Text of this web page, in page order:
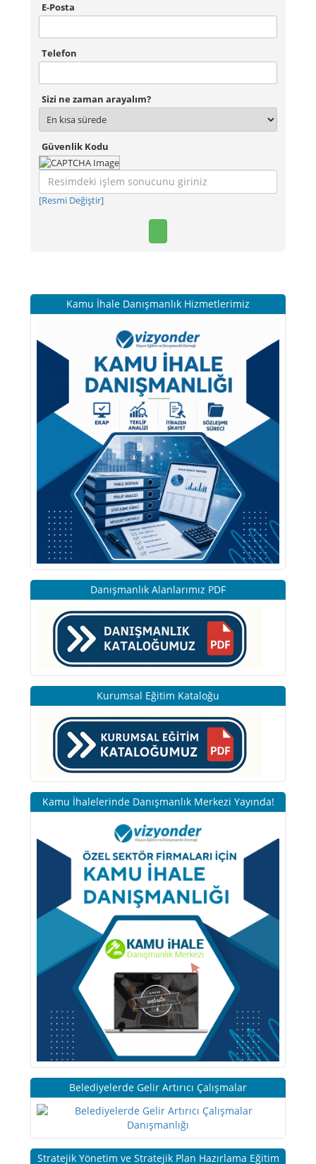
E-Posta
Telefon
Sizi ne zaman arayalım?
Güvenlik Kodu
[Resmi Değiştir]
Kamu İhale Danışmanlık Hizmetlerimiz
Danışmanlık Alanlarımız PDF
Kurumsal Eğitim Kataloğu
Kamu İhalelerinde Danışmanlık Merkezi Yayında!
Belediyelerde Gelir Artırıcı Çalışmalar
Stratejik Yönetim ve Stratejik Plan Hazırlama Eğitim